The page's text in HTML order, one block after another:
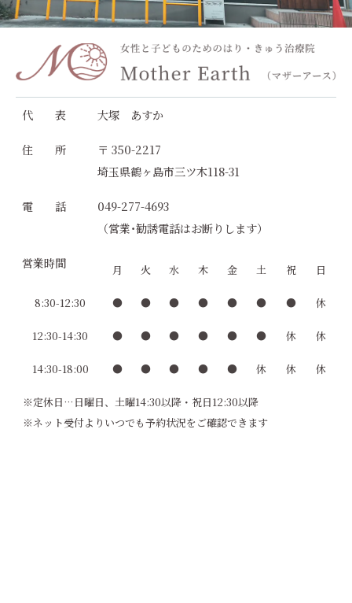
代 表 大塚 あすか
住 所
〒 350-2217
埼玉県鶴ヶ島市三ツ木118-31
電 話
049-277-4693
（営業･勧誘電話はお断りします）
営業時間 月 火 水 木 金 土 祝 日
8:30-12:30 ● ● ● ● ● ● ● 休
12:30-14:30 ● ● ● ● ● ● 休 休
14:30-18:00 ● ● ● ● ● 休 休 休
※定休日…日曜日、土曜14:30以降・祝日12:30以降
※ネット受付よりいつでも予約状況をご確認できます